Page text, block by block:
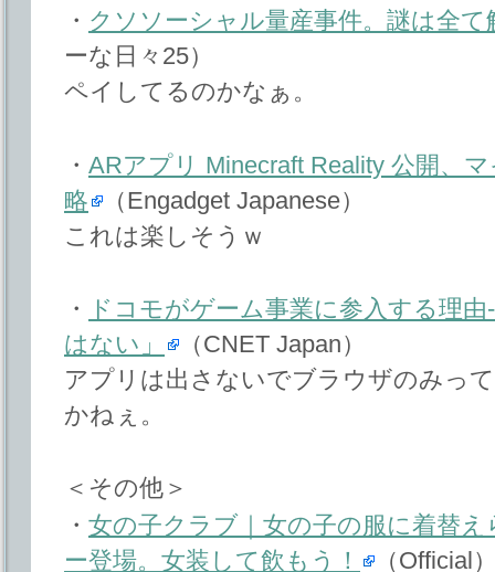
・ クソソーシャル量産事件。謎は全て
ーな日々25）
ペイしてるのかなぁ。
・ ARアプリ Minecraft Reality 公開、
略
（Engadget Japanese）
これは楽しそうｗ
・
ドコモがゲーム事業に参入する理
はない」
（CNET Japan）
アプリは出さないでブラウザのみっ
かねぇ。
＜その他＞
・ 女の子クラブ｜女の子の服に着替
ー登場。女装して飲もう！
（Official